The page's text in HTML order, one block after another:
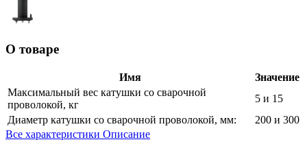
О товаре
Имя
Значение
Максимальный вес катушки со сварочной
проволокой, кг
5 и 15
Диаметр катушки со сварочной проволокой, мм:
200 и 300
Все характеристики Описание